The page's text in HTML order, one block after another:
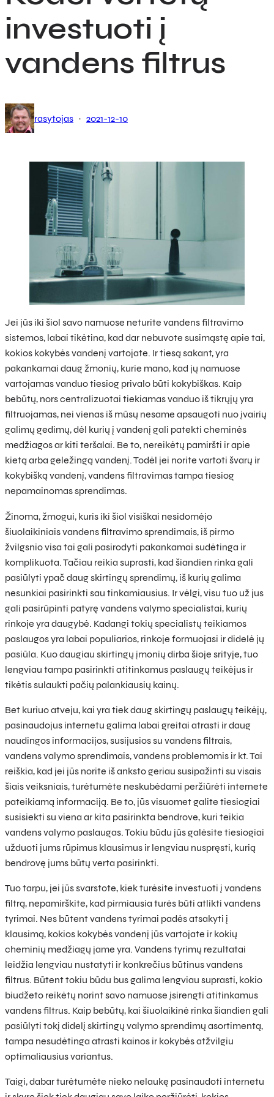
investuoti į
vandens filtrus
rasytojas · 2021-12-10
Jei jūs iki šiol savo namuose neturite vandens filtravimo
sistemos, labai tikėtina, kad dar nebuvote susimąstę apie tai,
kokios kokybės vandenį vartojate. Ir tiesą sakant, yra
pakankamai daug žmonių, kurie mano, kad jų namuose
vartojamas vanduo tiesiog privalo būti kokybiškas. Kaip
bebūtų, nors centralizuotai tiekiamas vanduo iš tikrųjų yra
filtruojamas, nei vienas iš mūsų nesame apsaugoti nuo įvairių
galimų gedimų, dėl kurių į vandenį gali patekti cheminės
medžiagos ar kiti teršalai. Be to, nereikėtų pamiršti ir apie
kietą arba geležingą vandenį. Todėl jei norite vartoti švarų ir
kokybišką vandenį, vandens filtravimas tampa tiesiog
nepamainomas sprendimas.
Žinoma, žmogui, kuris iki šiol visiškai nesidomėjo
šiuolaikiniais vandens filtravimo sprendimais, iš pirmo
žvilgsnio visa tai gali pasirodyti pakankamai sudėtinga ir
komplikuota. Tačiau reikia suprasti, kad šiandien rinka gali
pasiūlyti ypač daug skirtingų sprendimų, iš kurių galima
nesunkiai pasirinkti sau tinkamiausius. Ir vėlgi, visu tuo už jus
gali pasirūpinti patyrę vandens valymo specialistai, kurių
rinkoje yra daugybė. Kadangi tokių specialistų teikiamos
paslaugos yra labai populiarios, rinkoje formuojasi ir didelė jų
pasiūla. Kuo daugiau skirtingų įmonių dirba šioje srityje, tuo
lengviau tampa pasirinkti atitinkamus paslaugų teikėjus ir
tikėtis sulaukti pačių palankiausių kainų.
Bet kuriuo atveju, kai yra tiek daug skirtingų paslaugų teikėjų,
pasinaudojus internetu galima labai greitai atrasti ir daug
naudingos informacijos, susijusios su vandens filtrais,
vandens valymo sprendimais, vandens problemomis ir kt. Tai
reiškia, kad jei jūs norite iš anksto geriau susipažinti su visais
šiais veiksniais, turėtumėte neskubėdami peržiūrėti internete
pateikiamą informaciją. Be to, jūs visuomet galite tiesiogiai
susisiekti su viena ar kita pasirinkta bendrove, kuri teikia
vandens valymo paslaugas. Tokiu būdu jūs galėsite tiesiogiai
užduoti jums rūpimus klausimus ir lengviau nuspręsti, kurią
bendrovę jums būtų verta pasirinkti.
Tuo tarpu, jei jūs svarstote, kiek turėsite investuoti į vandens
filtrą, nepamirškite, kad pirmiausia turės būti atlikti vandens
tyrimai. Nes būtent vandens tyrimai padės atsakyti į
klausimą, kokios kokybės vandenį jūs vartojate ir kokių
cheminių medžiagų jame yra. Vandens tyrimų rezultatai
leidžia lengviau nustatyti ir konkrečius būtinus vandens
filtrus. Būtent tokiu būdu bus galima lengviau suprasti, kokio
biudžeto reikėtų norint savo namuose įsirengti atitinkamus
vandens filtrus. Kaip bebūtų, kai šiuolaikinė rinka šiandien gali
pasiūlyti tokį didelį skirtingų valymo sprendimų asortimentą,
tampa nesudėtinga atrasti kainos ir kokybės atžvilgiu
optimaliausius variantus.
Taigi, dabar turėtumėte nieko nelaukę pasinaudoti internetu